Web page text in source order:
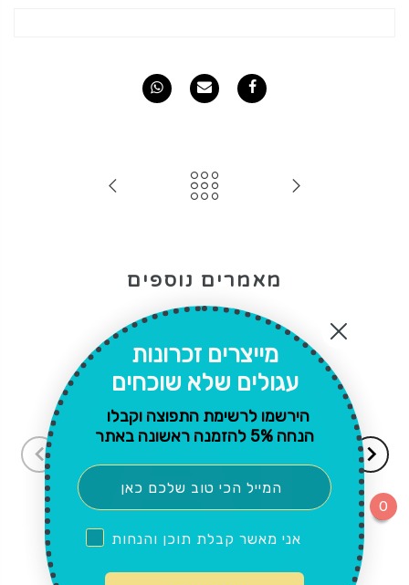
מאמרים נוספים
0
מייצרים זכרונות
עגולים שלא שוכחים
הירשמו לרשימת התפוצה וקבלו
הנחה 5% להזמנה ראשונה באתר
אני מאשר קבלת תוכן והנחות